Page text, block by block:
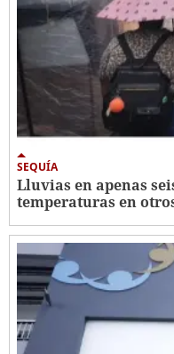
SEQUÍA
Lluvias en apenas
temperaturas en